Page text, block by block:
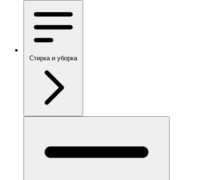
Стирка и уборка